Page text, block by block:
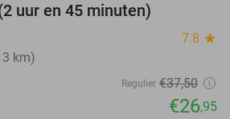
uur en 45 minuten)
7.8 star
km)
Regulier €37,50
€26,95